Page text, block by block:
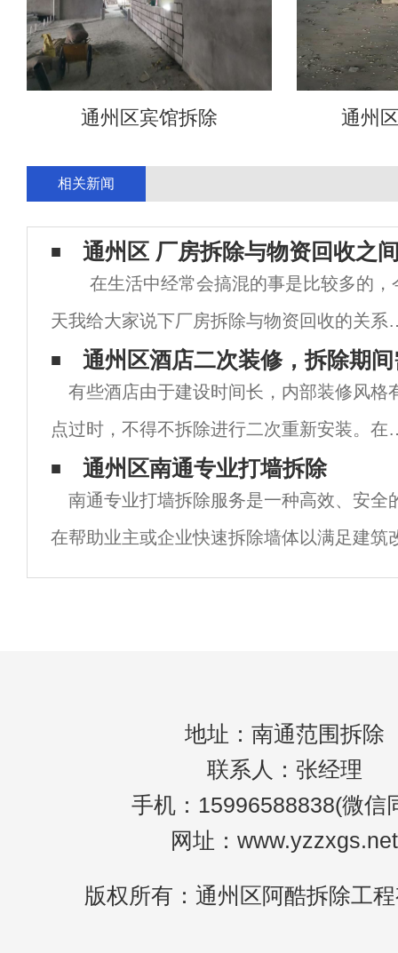
通州区宾馆拆除 通州
相关新闻
通州区 厂房拆除与物资回收之
在生活中经常会搞混的事是比较多的，
天我给大家说下厂房拆除与物资回收的关系
不同。 厂房拆除是一般在厂房老旧失去
产的功能了或厂房所
通州区酒店二次装修，拆除期
有些酒店由于建设时间长，内部装修风格
点过时，不得不拆除进行二次重新安装。在
店拆除和重新安装之前，整个拆除过程也很
别。对于南京更专业的酒店拆迁公司，可以
好地控制拆迁与重新安装的联系，为用户节
更
通州区南通专业打墙拆除
南通专业打墙拆除服务是一种高效、安全
在帮助业主或企业快速拆除墙体以满足建筑
社会和经济的不断发展，墙体拆除服务在南
地址：南通范围拆除
联系人：张经理
手机：15996588838(微信
网址：www.yzzxgs.net
版权所有：通州区阿酷拆除工